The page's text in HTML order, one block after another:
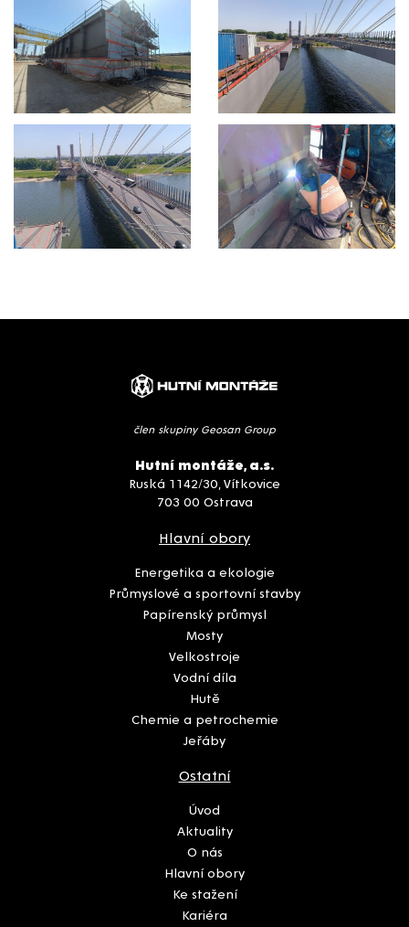
člen skupiny Geosan Group
Hutní montáže, a.s.
Ruská 1142/30, Vítkovice
703 00 Ostrava
Hlavní obory
Energetika a ekologie
Průmyslové a sportovní stavby
Papírenský průmysl
Mosty
Velkostroje
Vodní díla
Hutě
Chemie a petrochemie
Jeřáby
Ostatní
Úvod
Aktuality
O nás
Hlavní obory
Ke stažení
Kariéra